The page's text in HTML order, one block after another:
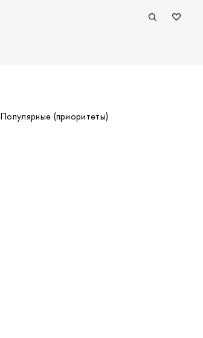
Популярные (приоритеты)